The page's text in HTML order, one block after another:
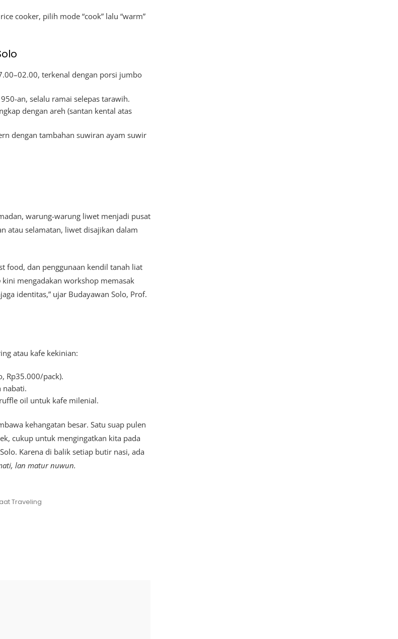
cooker, pilih mode “cook” lalu “warm”
terkenal dengan porsi jumbo
an, selalu ramai selepas tarawih.
dengan areh (santan kental atas
dengan tambahan suwiran ayam suwir
warung-warung liwet menjadi pusat
atau selamatan, liwet disajikan dalam
food, dan penggunaan kendil tanah liat
kini mengadakan workshop memasak
identitas,” ujar Budayawan Solo, Prof.
atau kafe kekinian:
Rp35.000/pack).
nabati.
oil untuk kafe milenial.
kehangatan besar. Satu suap pulen
cukup untuk mengingatkan kita pada
Karena di balik setiap butir nasi, ada
lan matur nuwun.
Traveling